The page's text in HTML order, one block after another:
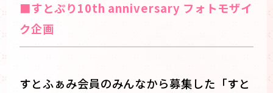
■すとぷり10th anniversary フォトモザイ
ク企画
すとふぁみ会員のみんなから募集した「すと